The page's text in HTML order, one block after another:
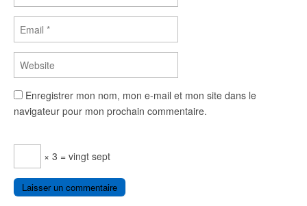
Enregistrer mon nom, mon e-mail et mon site dans le
navigateur pour mon prochain commentaire.
× 3 = vingt sept